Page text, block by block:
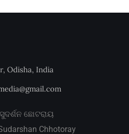
Odisha, India
ଛୋଟରାୟ
Chhotoray